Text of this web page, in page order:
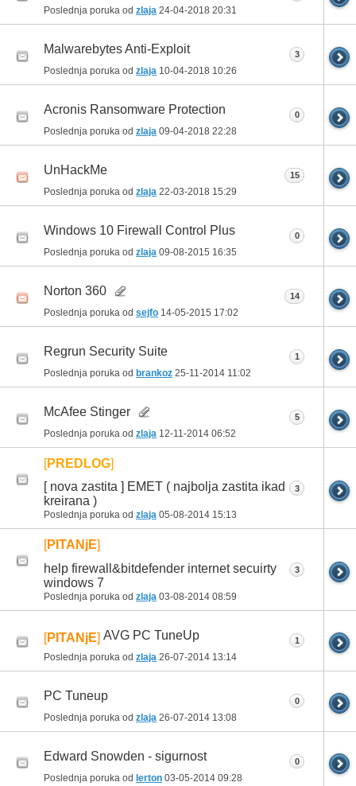
Poslednja poruka od zlaja 24-04-2018 20:31
Malwarebytes Anti-Exploit
Poslednja poruka od zlaja 10-04-2018 10:26
3
Acronis Ransomware Protection
Poslednja poruka od zlaja 09-04-2018 22:28
0
UnHackMe
Poslednja poruka od zlaja 22-03-2018 15:29
15
Windows 10 Firewall Control Plus
Poslednja poruka od zlaja 09-08-2015 16:35
0
Norton 360
Poslednja poruka od sejfo 14-05-2015 17:02
14
Regrun Security Suite
Poslednja poruka od brankoz 25-11-2014 11:02
1
McAfee Stinger
Poslednja poruka od zlaja 12-11-2014 06:52
5
[PREDLOG]
[ nova zastita ] EMET ( najbolja zastita ikad
kreirana )
Poslednja poruka od zlaja 05-08-2014 15:13
3
[PITANjE]
help firewall&bitdefender internet secuirty
windows 7
Poslednja poruka od zlaja 03-08-2014 08:59
3
[PITANjE] AVG PC TuneUp
Poslednja poruka od zlaja 26-07-2014 13:14
1
PC Tuneup
Poslednja poruka od zlaja 26-07-2014 13:08
0
Edward Snowden - sigurnost
Poslednja poruka od lerton 03-05-2014 09:28
0